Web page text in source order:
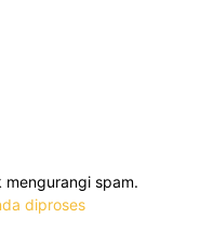
mengurangi spam.
diproses